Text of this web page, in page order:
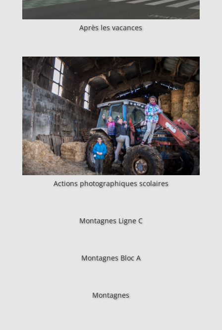
Après les vacances
Actions photographiques scolaires
Montagnes Ligne C
Montagnes Bloc A
Montagnes